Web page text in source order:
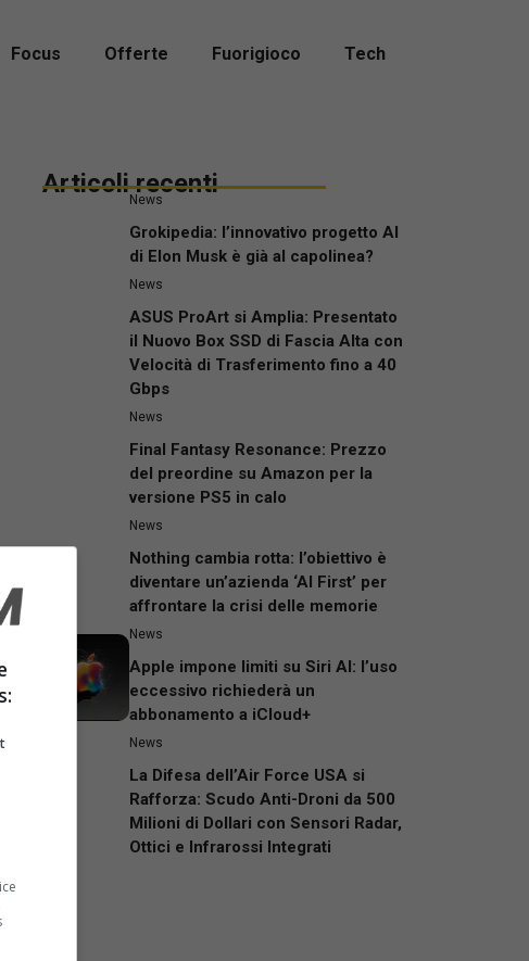
Focus Offerte Fuorigioco Tech
Articoli recenti
News
Grokipedia: l’innovativo progetto AI
di Elon Musk è già al capolinea?
News
ASUS ProArt si Amplia: Presentato
il Nuovo Box SSD di Fascia Alta con
Velocità di Trasferimento fino a 40
Gbps
News
Final Fantasy Resonance: Prezzo
del preordine su Amazon per la
versione PS5 in calo
News
Nothing cambia rotta: l’obiettivo è
diventare un’azienda ‘AI First’ per
affrontare la crisi delle memorie
News
Apple impone limiti su Siri AI: l’uso
eccessivo richiederà un
abbonamento a iCloud+
News
La Difesa dell’Air Force USA si
Rafforza: Scudo Anti-Droni da 500
Milioni di Dollari con Sensori Radar,
Ottici e Infrarossi Integrati